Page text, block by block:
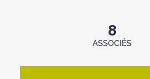
8
ASSOCIÉS